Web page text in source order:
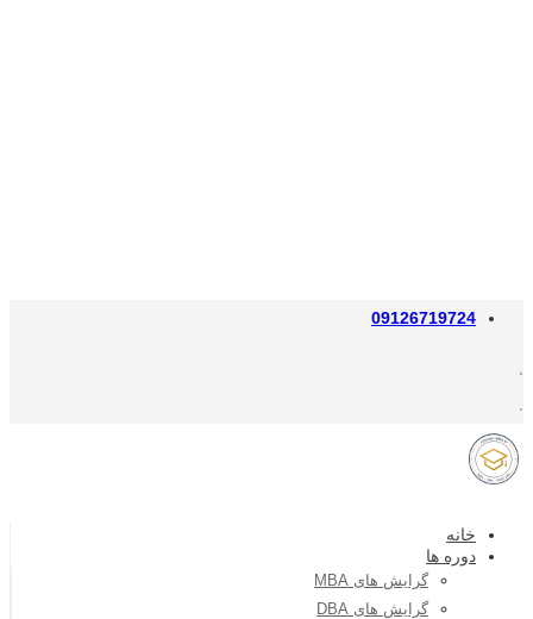
09126719724
خانه
دوره ها
گرایش های MBA
گرایش های DBA